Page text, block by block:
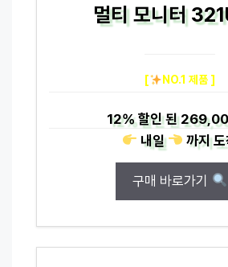
멀티 모니터
[ NO.1 제품 ]
12%할인 된
내일
까지도
구매 바로가기